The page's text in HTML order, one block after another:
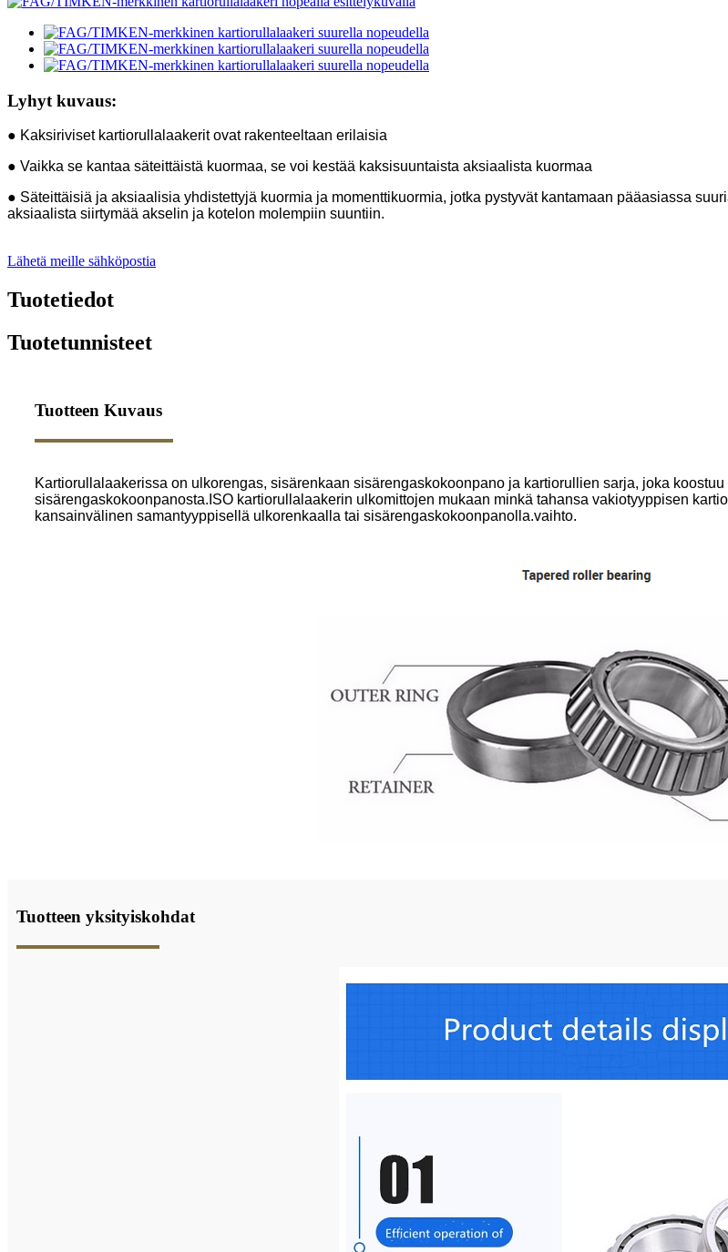
Lyhyt kuvaus:
● Kaksiriviset kartiorullalaakerit ovat rakenteeltaan erilaisia
● Vaikka se kantaa säteittäistä kuormaa, se voi kestää kaksisuuntaista aksiaalista kuormaa
● Säteittäisiä ja aksiaalisia yhdistettyjä kuormia ja momenttikuormia, jotka pystyvät kantamaan pääasiassa
aksiaalista siirtymää akselin ja kotelon molempiin suuntiin.
Lähetä meille sähköpostia
Tuotetiedot
Tuotetunnisteet
Tuotteen Kuvaus
Kartiorullalaakerissa on ulkorengas, sisärenkaan sisärengaskokoonpano ja kartiorullien sarja, joka
sisärengaskokoonpanosta.ISO kartiorullalaakerin ulkomittojen mukaan minkä tahansa vakiotyyppisen
kansainvälinen samantyyppisellä ulkorenkaalla tai sisärengaskokoonpanolla.vaihto.
Tuotteen yksityiskohdat